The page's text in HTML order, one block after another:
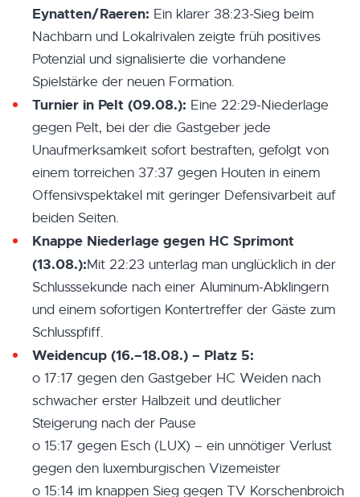
Eynatten/Raeren: Ein klarer 38:23-Sieg beim
Nachbarn und Lokalrivalen zeigte früh positives
Potenzial und signalisierte die vorhandene
Spielstärke der neuen Formation.
Turnier in Pelt (09.08.): Eine 22:29-Niederlage
gegen Pelt, bei der die Gastgeber jede
Unaufmerksamkeit sofort bestraften, gefolgt von
einem torreichen 37:37 gegen Houten in einem
Offensivspektakel mit geringer Defensivarbeit auf
beiden Seiten.
Knappe Niederlage gegen HC Sprimont
(13.08.):Mit 22:23 unterlag man unglücklich in der
Schlusssekunde nach einer Aluminum-Abklingern
und einem sofortigen Kontertreffer der Gäste zum
Schlusspfiff.
Weidencup (16.–18.08.) – Platz 5:
o 17:17 gegen den Gastgeber HC Weiden nach
schwacher erster Halbzeit und deutlicher
Steigerung nach der Pause
o 15:17 gegen Esch (LUX) – ein unnötiger Verlust
gegen den luxemburgischen Vizemeister
o 15:14 im knappen Sieg gegen TV Korschenbroich